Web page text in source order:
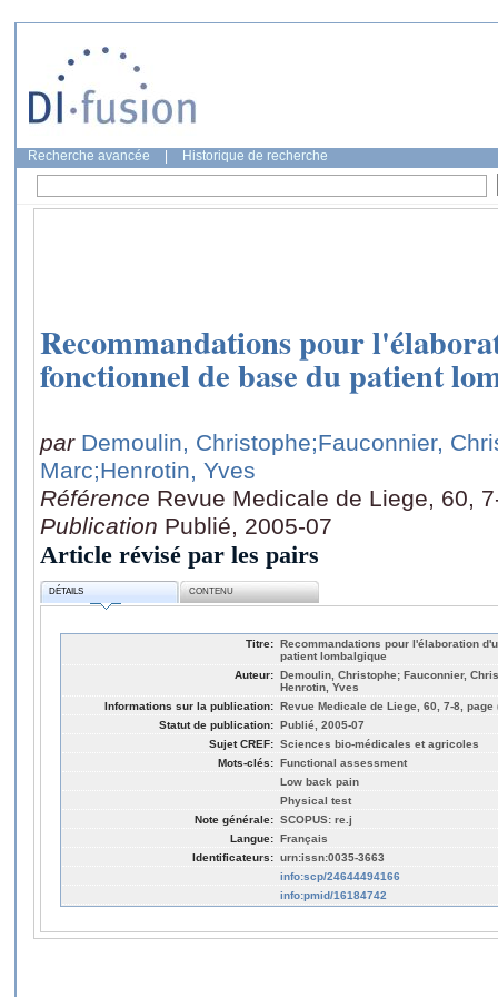
Recherche avancée Historique de recherche
Recommandations pour
fonctionnel de base du patient
par Demoulin, Christophe;Fauconnier,
Marc;Henrotin, Yves
Référence Revue Medicale de Liege, 60,
Publication Publié, 2005-07
Article révisé par les pairs
DÉTAILS CONTENU
Titre: Recommandations pour l'élaboration
patient lombalgique
Auteur: Demoulin, Christophe; Fauconnier,
Henrotin, Yves
Informations sur la publication: Revue Medicale de Liege, 60, 7-8, page
Statut de publication: Publié, 2005-07
Sujet CREF: Sciences bio-médicales et agricoles
Mots-clés: Functional assessment
Low back pain
Physical test
Note générale: SCOPUS: re.j
Langue: Français
Identificateurs: urn:issn:0035-3663
info:scp/24644494166
info:pmid/16184742